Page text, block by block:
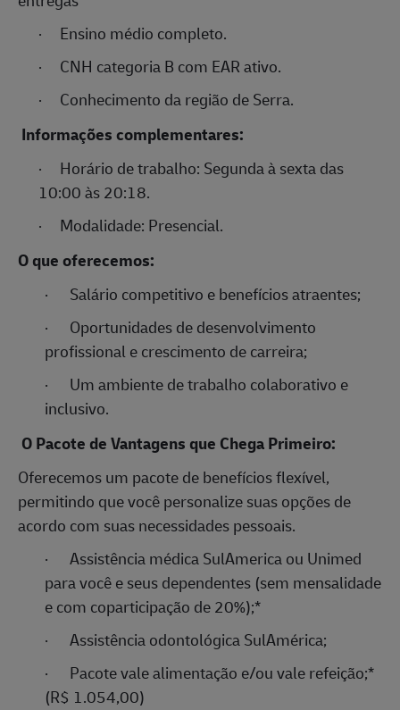
·
Ensino médio completo.
·
CNH categoria B com EAR ativo.
·
Conhecimento da região de Serra.
Informações complementares:
·
Horário de trabalho: Segunda à sexta das
10:00 às 20:18.
·
Modalidade: Presencial.
O que oferecemos:
·
Salário competitivo e benefícios atraentes;
·
Oportunidades de desenvolvimento
profissional e crescimento de carreira;
·
Um ambiente de trabalho colaborativo e
inclusivo.
O Pacote de Vantagens que Chega Primeiro:
Oferecemos um pacote de benefícios flexível,
permitindo que você personalize suas opções de
acordo com suas necessidades pessoais.
·
Assistência médica SulAmerica ou Unimed
para você e seus dependentes (sem mensalidade
e com coparticipação de 20%);*
·
Assistência odontológica SulAmérica;
·
Pacote vale alimentação e/ou vale refeição;*
(R$ 1.054,00)